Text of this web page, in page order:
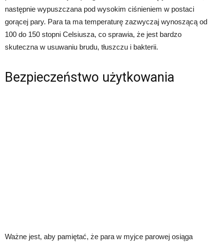
następnie wypuszczana pod wysokim ciśnieniem w postaci
gorącej pary. Para ta ma temperaturę zazwyczaj wynoszącą od
100 do 150 stopni Celsiusza, co sprawia, że jest bardzo
skuteczna w usuwaniu brudu, tłuszczu i bakterii.
Bezpieczeństwo użytkowania
Ważne jest, aby pamiętać, że para w myjce parowej osiąga